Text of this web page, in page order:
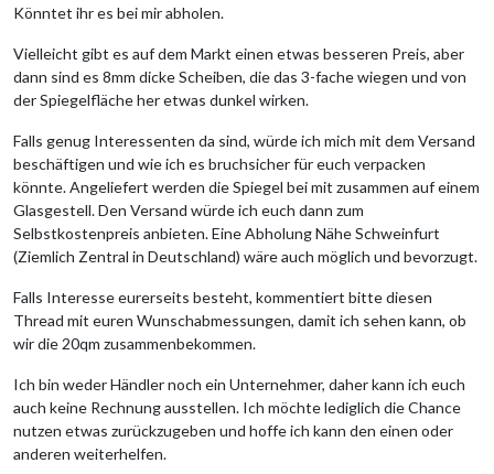
Könntet ihr es bei mir abholen.
Vielleicht gibt es auf dem Markt einen etwas besseren Preis, aber
dann sind es 8mm dicke Scheiben, die das 3-fache wiegen und von
der Spiegelfläche her etwas dunkel wirken.
Falls genug Interessenten da sind, würde ich mich mit dem Versand
beschäftigen und wie ich es bruchsicher für euch verpacken
könnte. Angeliefert werden die Spiegel bei mit zusammen auf einem
Glasgestell. Den Versand würde ich euch dann zum
Selbstkostenpreis anbieten. Eine Abholung Nähe Schweinfurt
(Ziemlich Zentral in Deutschland) wäre auch möglich und bevorzugt.
Falls Interesse eurerseits besteht, kommentiert bitte diesen
Thread mit euren Wunschabmessungen, damit ich sehen kann, ob
wir die 20qm zusammenbekommen.
Ich bin weder Händler noch ein Unternehmer, daher kann ich euch
auch keine Rechnung ausstellen. Ich möchte lediglich die Chance
nutzen etwas zurückzugeben und hoffe ich kann den einen oder
anderen weiterhelfen.